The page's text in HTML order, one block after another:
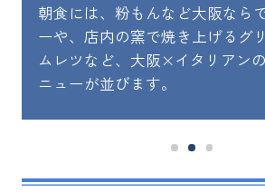
朝食には、粉もんなど大阪なら
ーや、店内の窯で焼き上げるグ
ムレツなど、大阪×イタリアン
ニューが並びます。